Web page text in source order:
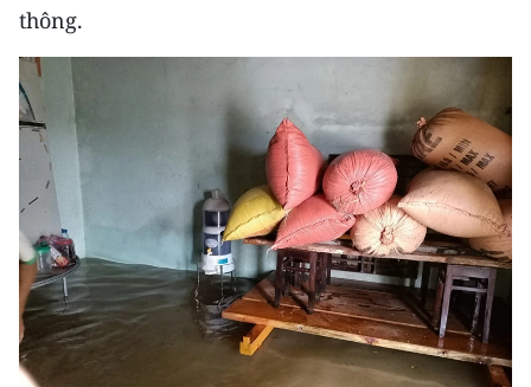
Media Khoa học - Công nghệ
Media Môi trường
Ảnh
Infographic
TIN MỚI
TIN ĐỊA PHƯƠNG
Trung du và miền núi phía Bắc
thông.